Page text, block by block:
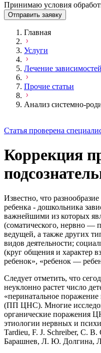
Принимаю условия
Отправить заявку
Главная
Услуги
Лечение зависимостей
Прочие статьи
Анализ системно-
Статья проверена
Коррекция
Известно, что
ребенка - дошкольника
важнейшими из которых
(соматического, нервно —
ведущей, а также других
видов деятельности;
(круг общения и характер
ребенок», «ребенок —
Следует отметить, что
неуклонно растет число
«перинатальное
(ПП ЦНС). Многие
органические поражения
этиологии нервных и
Tardieu, F. J. Schreiber, С.
Барашнев, Л. Ю. Долгина,